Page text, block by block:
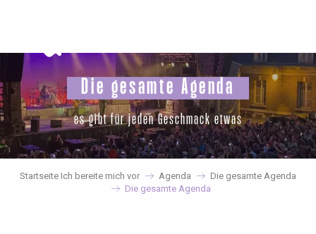
principal
Die gesamte Agenda
es gibt für jeden Geschmack etwas
Startseite Ich bereite mich vor Agenda
Die gesamte Agenda
Die gesamte Agenda